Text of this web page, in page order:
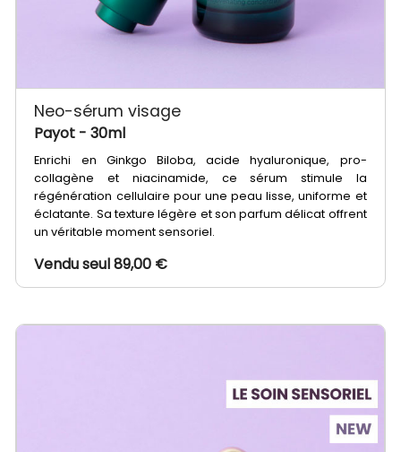
Neo-sérum visage
Payot - 30ml
Enrichi en Ginkgo Biloba, acide hyaluronique, pro-
collagène et niacinamide, ce sérum stimule la
régénération cellulaire pour une peau lisse, uniforme et
éclatante. Sa texture légère et son parfum délicat offrent
un véritable moment sensoriel.
Vendu seul 89,00 €